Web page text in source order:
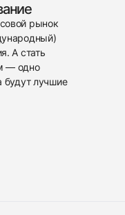
рынок
А стать
— одно
будут лучшие